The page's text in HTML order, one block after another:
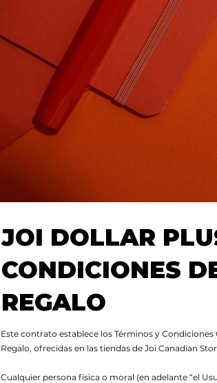
JOI DOLLAR
CONDICIONES
REGALO
Este contrato establece los Términos y Condiciones
Regalo, ofrecidas en las tiendas de Joi Canadian
Cualquier persona física o moral (en adelante “el